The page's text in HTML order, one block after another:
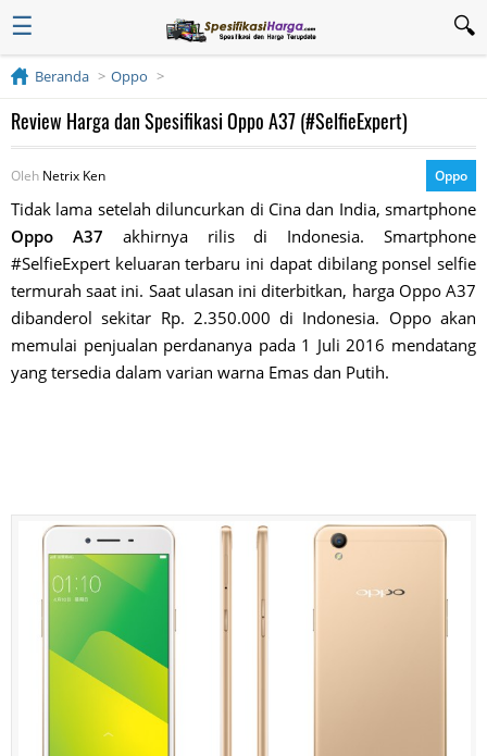
☰
Beranda Oppo
Review Harga dan Spesifikasi Oppo A37 (#SelfieExpert)
Oleh Netrix Ken Oppo
Tidak lama setelah diluncurkan di Cina dan India, smartphone
Oppo A37 akhirnya rilis di Indonesia. Smartphone
#SelfieExpert keluaran terbaru ini dapat dibilang ponsel selfie
termurah saat ini. Saat ulasan ini diterbitkan, harga Oppo A37
dibanderol sekitar Rp. 2.350.000 di Indonesia. Oppo akan
memulai penjualan perdananya pada 1 Juli 2016 mendatang
yang tersedia dalam varian warna Emas dan Putih.